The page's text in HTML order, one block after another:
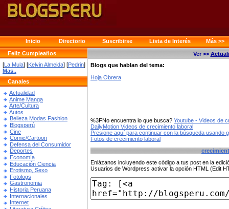
Inicio Directorio Suscribirse Lista de Interés
Más >>
Feliz Cumpleaños
[La Mula] [Kelvin Almeida] [Pedrin]
Mas..
Canales
Actualidad
Anime Manga
Arte/Cultura
Autos
Belleza Modas Fashion
Blogsperú
Cine
Comic/Cartoon
Defensa del Consumidor
Deportes
Economía
Educación Ciencia
Erotismo, Sexo
Fotologs
Gastronomia
Historia Peruana
Internacionales
Internet
Ver >>
Blogs que hablan del tema:
Hoja Obrera
%3FNo encuentra lo que busca? Youtube - Videos de
DailyMotion Videos de crecimiento laboral
Presione aquí para continuar con la búsqueda usando
Fotos de crecimiento laboral
Enlázanos incluyendo este código a tus post en la
Usuarios de Wordpress activar la opción HTML (Edit